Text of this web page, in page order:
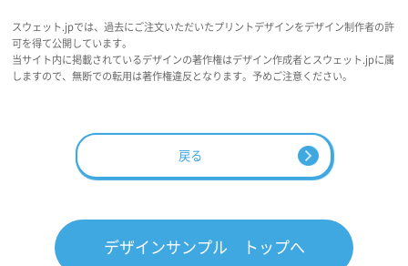
スウェット.jpでは、過去にご注文いただいたプリントデザインをデザイン制作者の許
可を得て公開しています。
当サイト内に掲載されているデザインの著作権はデザイン作成者とスウェット.jpに属
しますので、無断での転用は著作権違反となります。予めご注意ください。
戻る
デザインサンプル トップへ